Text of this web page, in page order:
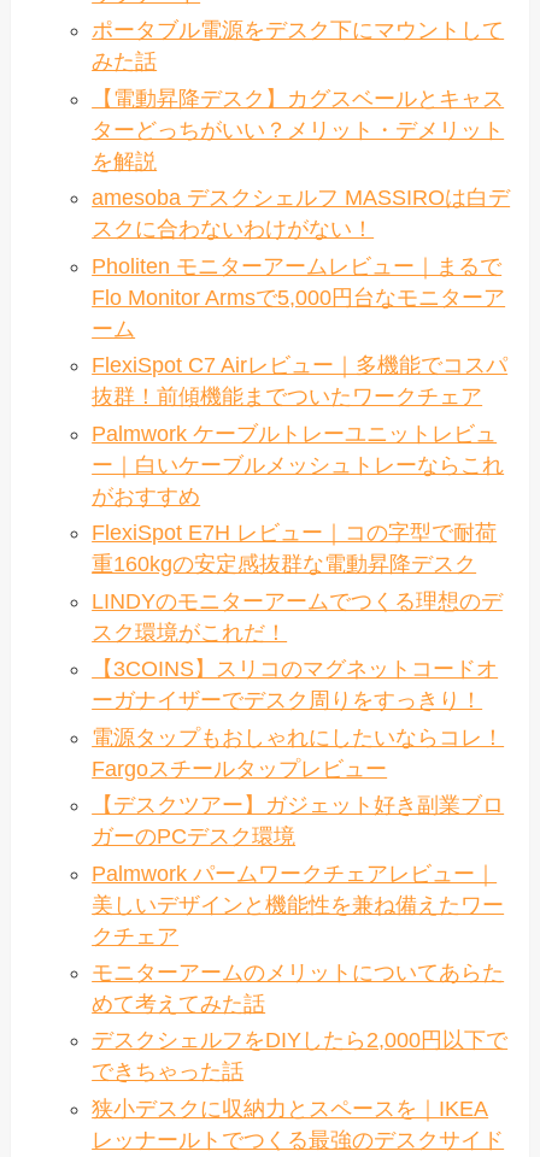
ポータブル電源をデスク下にマウントして
みた話
【電動昇降デスク】カグスベールとキャス
ターどっちがいい？メリット・デメリット
を解説
amesoba デスクシェルフ MASSIROは白デ
スクに合わないわけがない！
Pholiten モニターアームレビュー｜まるで
Flo Monitor Armsで5,000円台なモニターア
ーム
FlexiSpot C7 Airレビュー｜多機能でコスパ
抜群！前傾機能までついたワークチェア
Palmwork ケーブルトレーユニットレビュ
ー｜白いケーブルメッシュトレーならこれ
がおすすめ
FlexiSpot E7H レビュー｜コの字型で耐荷
重160kgの安定感抜群な電動昇降デスク
LINDYのモニターアームでつくる理想のデ
スク環境がこれだ！
【3COINS】スリコのマグネットコードオ
ーガナイザーでデスク周りをすっきり！
電源タップもおしゃれにしたいならコレ！
Fargoスチールタップレビュー
【デスクツアー】ガジェット好き副業ブロ
ガーのPCデスク環境
Palmwork パームワークチェアレビュー｜
美しいデザインと機能性を兼ね備えたワー
クチェア
モニターアームのメリットについてあらた
めて考えてみた話
デスクシェルフをDIYしたら2,000円以下で
できちゃった話
狭小デスクに収納力とスペースを｜IKEA
レッナールトでつくる最強のデスクサイド